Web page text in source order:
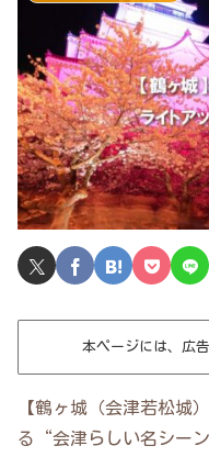
本ページには、広
【鶴ヶ城（会津若松城
る“会津らしい名シー